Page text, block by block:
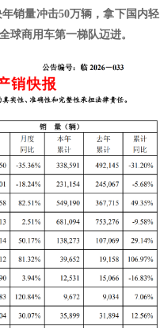
销量冲击50万辆，拿下国内轻
球商用车第一梯队迈进。